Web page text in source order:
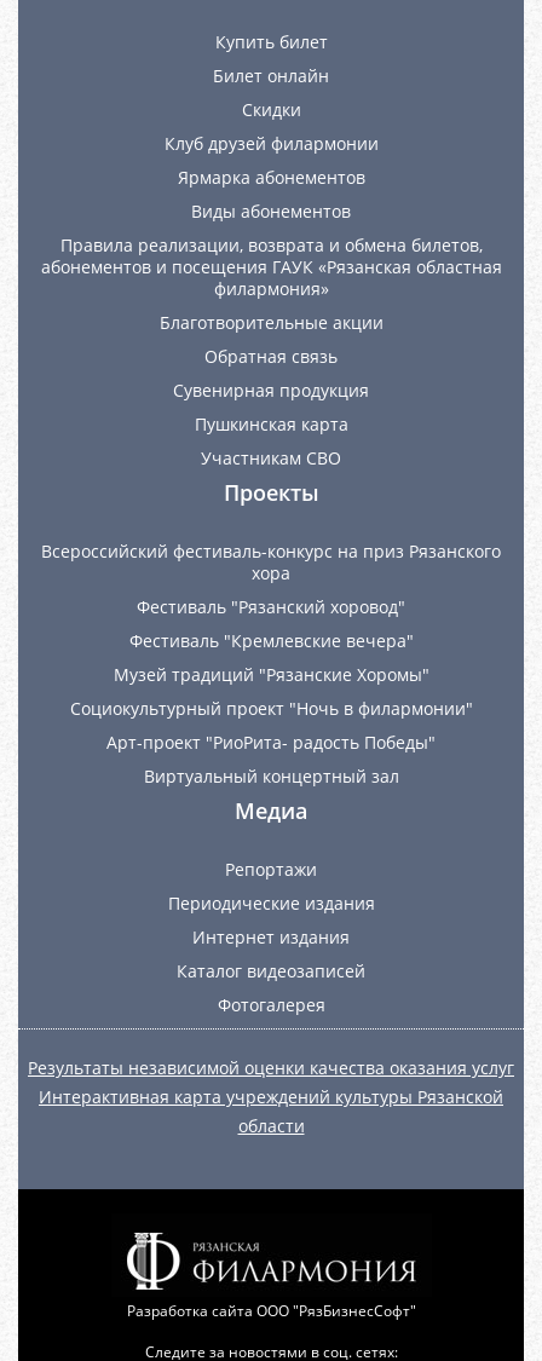
Купить билет
Билет онлайн
Скидки
Клуб друзей филармонии
Ярмарка абонементов
Виды абонементов
Правила реализации, возврата и обмена билетов,
абонементов и посещения ГАУК «Рязанская областная
филармония»
Благотворительные акции
Обратная связь
Сувенирная продукция
Пушкинская карта
Участникам СВО
Проекты
Всероссийский фестиваль-конкурс на приз Рязанского
хора
Фестиваль "Рязанский хоровод"
Фестиваль "Кремлевские вечера"
Музей традиций "Рязанские Хоромы"
Социокультурный проект "Ночь в филармонии"
Арт-проект "РиоРита- радость Победы"
Виртуальный концертный зал
Медиа
Репортажи
Периодические издания
Интернет издания
Каталог видеозаписей
Фотогалерея
Результаты независимой оценки качества оказания услуг
Интерактивная карта учреждений культуры Рязанской
области
Разработка сайта ООО "РязБизнесСофт"
Следите за новостями в соц. сетях: